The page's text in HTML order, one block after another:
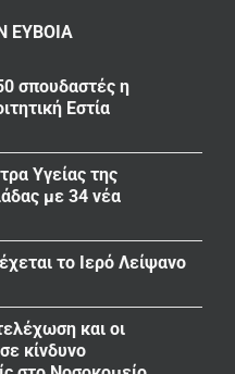
ΕΎΒΟΙΑ
σπουδαστές η
Εστία
Υγείας της
με 34 νέα
το Ιερό Λείψανο
και οι
κίνδυνο